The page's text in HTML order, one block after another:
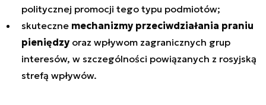
politycznej promocji tego typu podmiotów;
skuteczne mechanizmy przeciwdziałania praniu
pieniędzyoraz wpływom zagranicznych grup
interesów, w szczególności powiązanych z rosyjską
strefą wpływów.